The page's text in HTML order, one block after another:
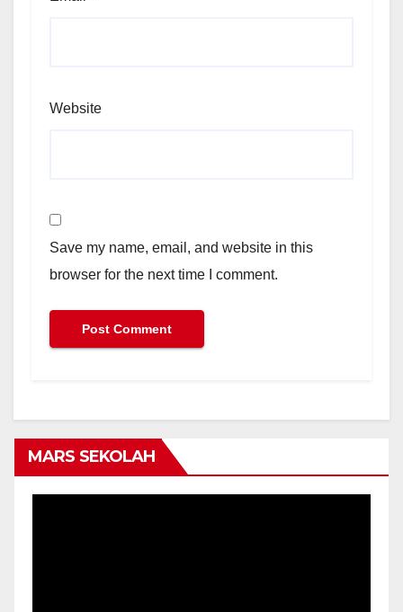
Website
Save my name, email, and website in this
browser for the next time I comment.
MARS SEKOLAH